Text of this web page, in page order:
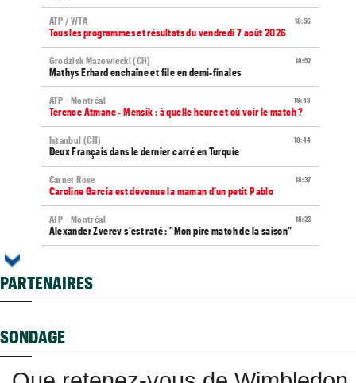
18:56
ATP / WTA
Tous les programmes et résultats du vendredi 7 août 2026
18:52
Grodzisk Mazowiecki (CH)
Mathys Erhard enchaîne et file en demi-finales
18:48
ATP - Montréal
Terence Atmane - Mensik : à quelle heure et où voir le match ?
18:44
Istanbul (CH)
Deux Français dans le dernier carré en Turquie
18:37
Carnet Rose
Caroline Garcia est devenue la maman d’un petit Pablo
18:23
ATP - Montréal
Alexander Zverev s'est raté : "Mon pire match de la saison"
PARTENAIRES
SONDAGE